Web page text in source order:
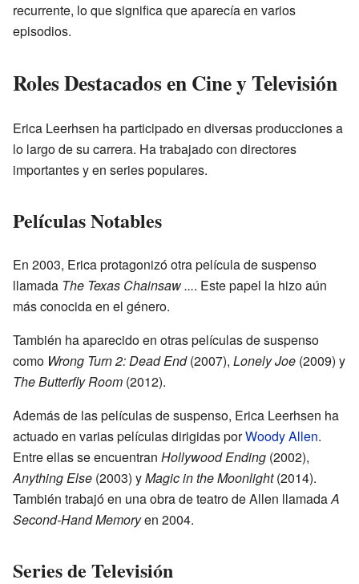
recurrente, lo que significa que aparecía en varios
episodios.
Roles Destacados en Cine y Televisión
Erica Leerhsen ha participado en diversas producciones a
lo largo de su carrera. Ha trabajado con directores
importantes y en series populares.
Películas Notables
En 2003, Erica protagonizó otra película de suspenso
llamada The Texas Chainsaw .... Este papel la hizo aún
más conocida en el género.
También ha aparecido en otras películas de suspenso
como Wrong Turn 2: Dead End(2007), Lonely Joe (2009) y
The Butterfly Room (2012).
Además de las películas de suspenso, Erica Leerhsen ha
actuado en varias películas dirigidas porWoody Allen.
Entre ellas se encuentran Hollywood Ending (2002),
Anything Else (2003) yMagic in the Moonlight(2014).
También trabajó en una obra de teatro de Allen llamadaA
Second-Hand Memoryen 2004.
Series de Televisión